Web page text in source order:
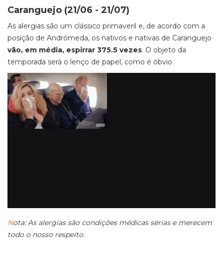
Caranguejo (21/06 - 21/07)
As alergias são um clássico primaveril e, de acordo com a
posição de Andrómeda, os nativos e nativas de Caranguejo
vão, em média, espirrar 375.5 vezes. O objeto da
temporada será o lenço de papel, como é óbvio.
Nota: As alergias são condições médicas sérias e merecem
todo o nosso respeito.